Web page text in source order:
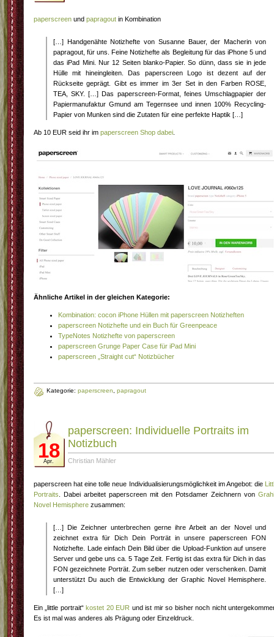
paperscreen und papragout in Kombination
[…] Handgenähte Notizhefte von Susanne Bauer, der Macherin von
papragout, für uns. Feine Notizhefte als Begleitung für das iPhone 5 und
das iPad Mini. Nur 12 Seiten blanko-Papier. So dünn, dass sie in jede
Hülle mit hineingleiten. Das paperscreen Logo ist dezent auf der
Rückseite geprägt. Gibt es immer im 3er Set in den Farben ROSE,
TEA, SKY. […] Das paperscreen-Format, feines Umschlagpapier der
Papiermanufaktur Gmund am Tegernsee und innen 100% Recycling-
Papier von Munken sind die Zutaten für eine perfekte Haptik […]
Ab 10 EUR seid ihr im paperscreen Shop dabei
Ähnliche Artikel in der gleichen Kategorie:
Kombination: cocon iPhone Hüllen mit paperscreen Notizheften
paperscreen Notizhefte und ein Buch für Greenpeace
TypeNotes Notizhefte von paperscreen
paperscreen Grunge Paper Case für iPad Mini
paperscreen „Straight cut“ Notizbücher
Kategorie: paperscreen papragout
18
Apr.
paperscreen: Individuelle Portraits im
Notizbuch
Christian Mähler
paperscreen hat eine tolle neue Individualisierungsmöglichkeit im Angebot: die
Portraits . Dabei arbeitet paperscreen mit den Potsdamer Zeichnern von
Novel Hemisphere zusammen:
[…] Die Zeichner unterbrechen gerne ihre Arbeit an der Novel und
zeichnet extra für Dich Dein Porträt in unsere paperscreen FON
Notizhefte. Lade einfach Dein Bild über die Upload-Funktion auf unsere
Server und gebe uns ca. 5 Tage Zeit. Fertig ist das extra für Dich in das
FON gezeichnete Porträt. Zum selber nutzen oder verschenken. Damit
unterstützt Du auch die Entwicklung der Graphic Novel Hemisphere.
[…]
Ein „little portrait“kostet 20 EUR und ist mir so bisher noch nicht
Es ist mal was anderes als Prägung oder Einzeldruck.